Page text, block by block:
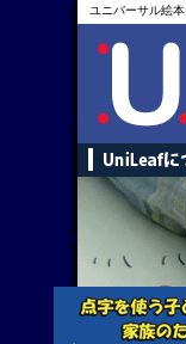
ユニバーサル絵